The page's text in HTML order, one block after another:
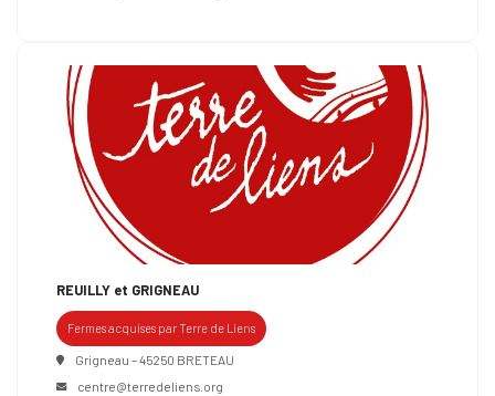
REUILLY et GRIGNEAU
Fermes acquises par Terre de Liens
Grigneau – 45250 BRETEAU
centre@terredeliens.org